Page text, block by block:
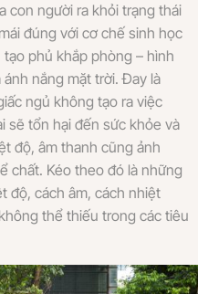
con người ra khỏi trạng thái
đúng với cơ chế sinh học
phủ khắp phòng – hình
nắng mặt trời. Đay là
ngủ không tạo ra việc
sẽ tổn hại đến sức khỏe và
độ, âm thanh cũng ảnh
chất. Kéo theo đó là những
độ, cách âm, cách nhiệt
thể thiếu trong các tiêu